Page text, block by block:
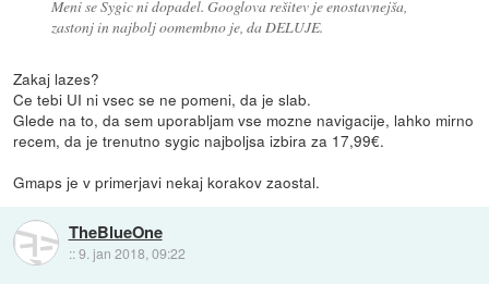
Meni se Sygic ni dopadel. Googlova rešitev je enostavnejša,
zastonj in najbolj oomembno je, da DELUJE.
Zakaj lazes?
Ce tebi UI ni vsec se ne pomeni, da je slab.
Glede na to, da sem uporabljam vse mozne navigacije, lahko mirno
recem, da je trenutno sygic najboljsa izbira za 17,99€.
Gmaps je v primerjavi nekaj korakov zaostal.
TheBlueOne
::9. jan 2018, 09:22